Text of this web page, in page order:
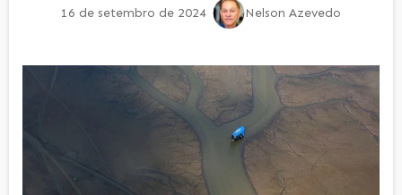
16 de setembro de 2024 Nelson Azevedo